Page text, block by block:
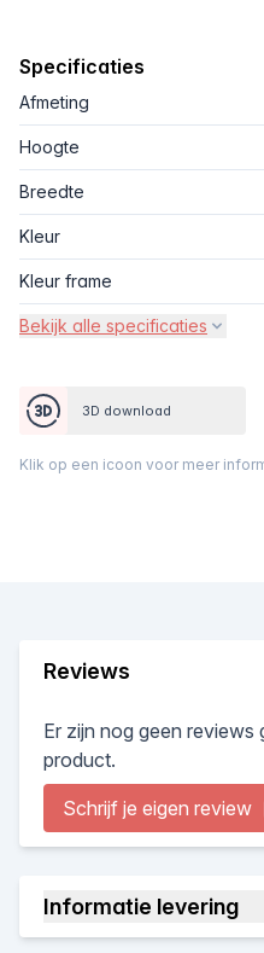
Specificaties
Afmeting
Hoogte
Breedte
Kleur
Kleur frame
Bekijk alle specificaties
3D download
Klik op een icoon voor meer
Reviews
Er zijn nog geen
product.
Schrijf je eigen review
Informatie levering